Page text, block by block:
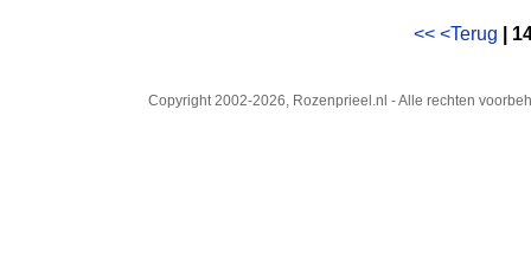
<< <Terug |
Copyright 2002-2026, Rozenprieel.nl - Alle rechten